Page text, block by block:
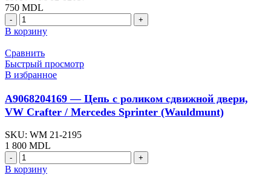
Sprinter
(Wauldmunt)
750 MDL
Количество
товара
A9068200164
-
Фонарь
задний,
левая,
Mercedes
Sprinter
(Wauldmunt)
В корзину
Сравнить
Быстрый просмотр
В избранное
A9068204169 — Цепь с роликом сдвижной двери,
VW Crafter / Mercedes Sprinter (Wauldmunt)
SKU: WM 21-2195
1 800 MDL
Количество
товара
A9068204169
В корзину